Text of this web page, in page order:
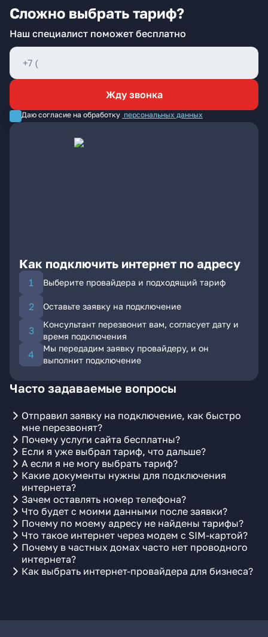
Сложно выбрать тариф?
Наш специалист поможет бесплатно
Жду звонка
Даю согласие на обработку персональных данных
Как подключить интернет по адресу
Выберите провайдера и подходящий тариф
Оставьте заявку на подключение
Консультант перезвонит вам, согласует дату и
время подключения
Мы передадим заявку провайдеру, и он
выполнит подключение
Часто задаваемые вопросы
Отправил заявку на подключение, как быстро
мне перезвонят?
Почему услуги сайта бесплатны?
Если я уже выбрал тариф, что дальше?
А если я не могу выбрать тариф?
Какие документы нужны для подключения
интернета?
Зачем оставлять номер телефона?
Что будет с моими данными после заявки?
Почему по моему адресу не найдены тарифы?
Что такое интернет через модем с SIM-картой?
Почему в частных домах часто нет проводного
интернета?
Как выбрать интернет-провайдера для бизнеса?